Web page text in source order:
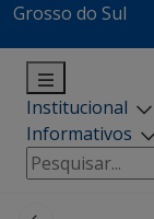
Grosso do Sul
Institucional
Informativos
Pesquisar
por: